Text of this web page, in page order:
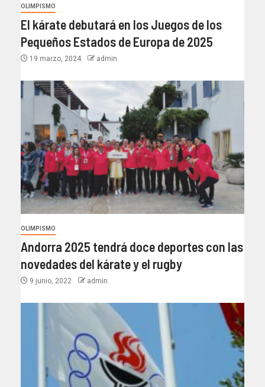
OLIMPISMO
El kárate debutará en los Juegos de los
Pequeños Estados de Europa de 2025
19 marzo, 2024 admin
OLIMPISMO
Andorra 2025 tendrá doce deportes con las
novedades del kárate y el rugby
9 junio, 2022 admin